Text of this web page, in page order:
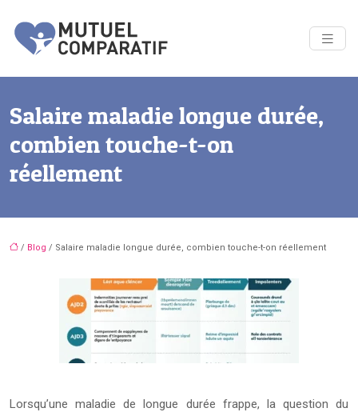
Salaire maladie longue durée,
combien touche-t-on
réellement
/ Blog / Salaire maladie longue durée, combien touche-t-on réellement
Lorsqu’une maladie de longue durée frappe, la question du